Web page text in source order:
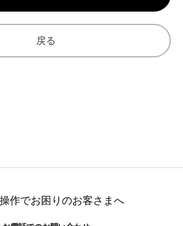
戻る
作でお困りのお客さまへ